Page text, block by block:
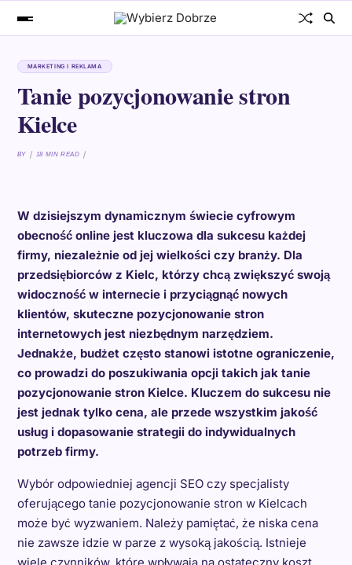
MARKETING I REKLAMA
Tanie pozycjonowanie stron
Kielce
BY 18 MIN READ
W dzisiejszym dynamicznym świecie cyfrowym
obecność online jest kluczowa dla sukcesu każdej
firmy, niezależnie od jej wielkości czy branży. Dla
przedsiębiorców z Kielc, którzy chcą zwiększyć swoją
widoczność w internecie i przyciągnąć nowych
klientów, skuteczne pozycjonowanie stron
internetowych jest niezbędnym narzędziem.
Jednakże, budżet często stanowi istotne ograniczenie,
co prowadzi do poszukiwania opcji takich jak tanie
pozycjonowanie stron Kielce. Kluczem do sukcesu nie
jest jednak tylko cena, ale przede wszystkim jakość
usług i dopasowanie strategii do indywidualnych
potrzeb firmy.
Wybór odpowiedniej agencji SEO czy specjalisty
oferującego tanie pozycjonowanie stron w Kielcach
może być wyzwaniem. Należy pamiętać, że niska cena
nie zawsze idzie w parze z wysoką jakością. Istnieje